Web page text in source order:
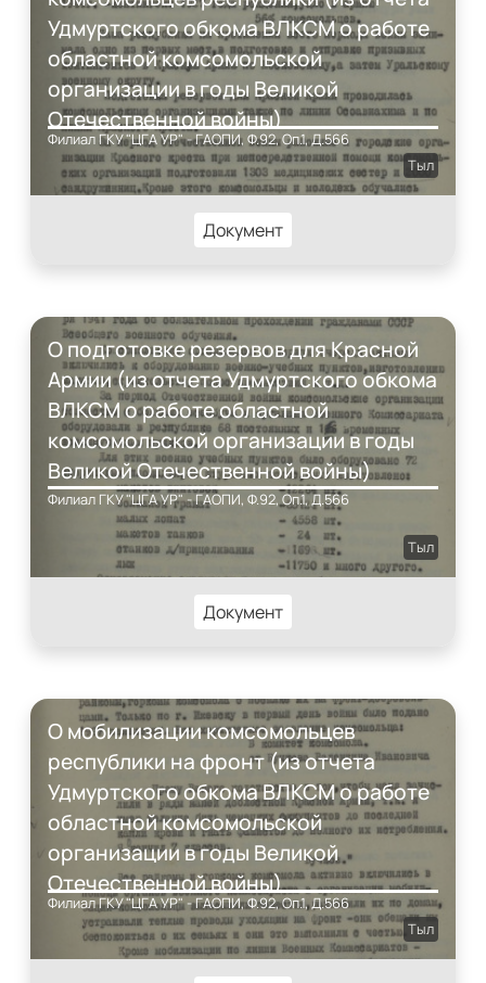
Удмуртского обкома ВЛКСМ о работе
областной комсомольской
организации в годы Великой
Отечественной войны)
Филиал ГКУ "ЦГА УР" - ГАОПИ, Ф.92, Оп.1, Д.566
Тыл
Документ
О подготовке резервов для Красной
Армии (из отчета Удмуртского обкома
ВЛКСМ о работе областной
комсомольской организации в годы
Великой Отечественной войны)
Филиал ГКУ "ЦГА УР" - ГАОПИ, Ф.92, Оп.1, Д.566
Тыл
Документ
О мобилизации комсомольцев
республики на фронт (из отчета
Удмуртского обкома ВЛКСМ о работе
областной комсомольской
организации в годы Великой
Отечественной войны)
Филиал ГКУ "ЦГА УР" - ГАОПИ, Ф.92, Оп.1, Д.566
Тыл